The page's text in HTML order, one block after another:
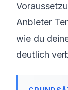
Anbieter
wie du
deutlich